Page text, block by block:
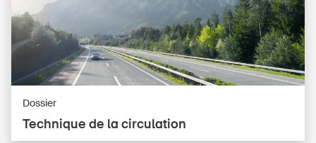
Technique de la circulation
Dossier